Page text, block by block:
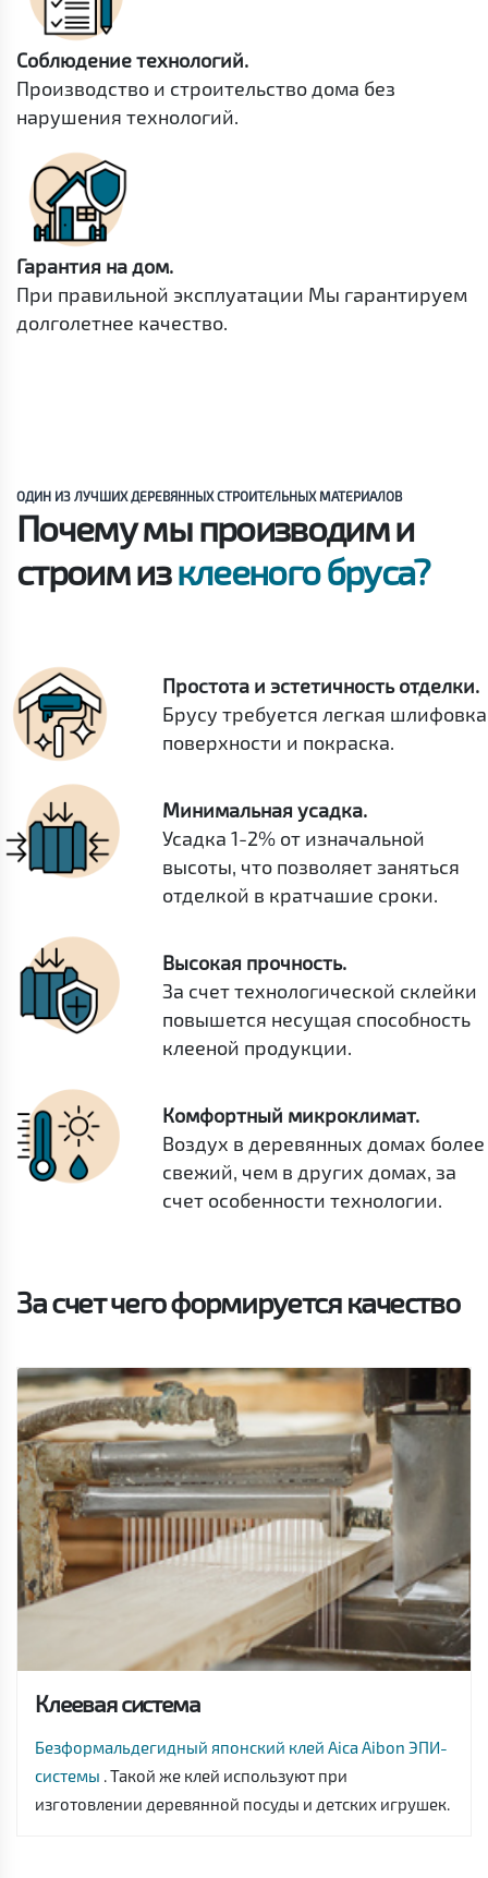
Соблюдение технологий.
Производство и строительство дома без
нарушения технологий.
Гарантия на дом.
При правильной эксплуатации Мы гарантируем
долголетнее качество.
ОДИН ИЗ ЛУЧШИХ ДЕРЕВЯННЫХ СТРОИТЕЛЬНЫХ МАТЕРИАЛОВ
Почему мы производим и
строим изклееного бруса?
Простота и эстетичность отделки.
Брусу требуется легкая шлифовка
поверхности и покраска.
Минимальная усадка.
Усадка 1-2% от изначальной
высоты, что позволяет заняться
отделкой в кратчашие сроки.
Высокая прочность.
За счет технологической склейки
повышется несущая способность
клееной продукции.
Комфортный микроклимат.
Воздух в деревянных домах более
свежий, чем в других домах, за
счет особенности технологии.
За счет чего формируется качество
Клеевая система
Безформальдегидный японский клей Aica Aibon ЭПИ-
системы . Такой же клей используют при
изготовлении деревянной посуды и детских игрушек.